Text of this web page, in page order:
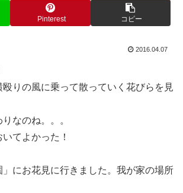
Pinterest コピー
2016.04.07
りの風に乗って散っていく花びらを見
なのね。。。
てよかった！
にお花見に行きました。我が家の場所